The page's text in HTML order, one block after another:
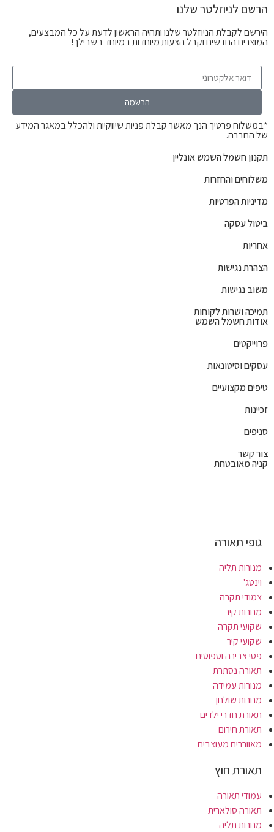
הרשם לניוזלטר שלנו
הירשם לקבלת הניוזלטר שלנו ותהיה הראשון לדעת על כל המבצעים,
המוצרים החדשים וקבל הצעות מיוחדות במיוחד בשבילך!
הרשמה
*במשלוח פרטיך הנך מאשר קבלת פניות שיווקיות ולהכלל במאגר המידע
של החברה.
תקנון חשמל השמש אונליין
משלוחים והחזרות
מדיניות הפרטיות
ביטול עסקה
אחריות
הצהרת נגישות
משוב נגישות
תמיכה ושרות לקוחות
אודות חשמל השמש
פרוייקטים
עסקים וסיטונאות
טיפים מקצועיים
זכיינות
סניפים
צור קשר
קניה מאובטחת
גופי תאורה
מנורות תליה
וינטג'
צמודי תקרה
מנורות קיר
שקועי תקרה
שקועי קיר
פסי צבירה וספוטים
תאורה נסתרת
מנורות עמידה
מנורות שולחן
תאורת חדרי ילדים
תאורת חירום
מאווררים מעוצבים
תאורת חוץ
עמודי תאורה
תאורה סולארית
מנורות תליה